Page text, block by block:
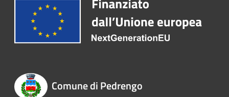
Comune di Pedrengo